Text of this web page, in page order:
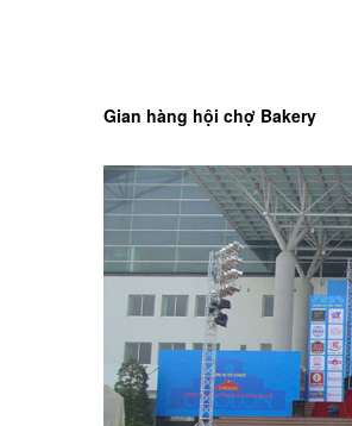
Gian hàng hội chợ Bakery